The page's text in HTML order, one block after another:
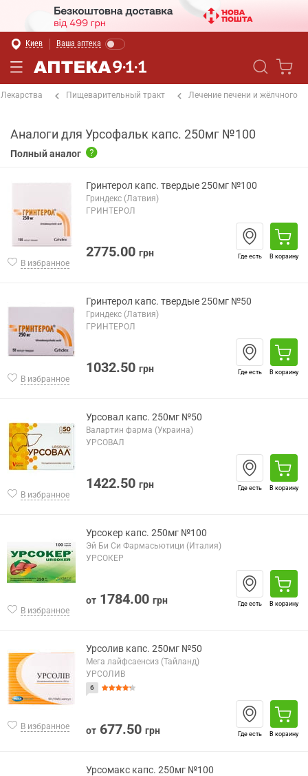
Киев Ваша аптека
Лекарства Пищеварительный тракт Лечение печени и жёлчного
Аналоги для Урсофальк капс. 250мг №100
Полный аналог
В избранное
Гринтерол капс. твердые 250мг №100
Гриндекс (Латвия)
ГРИНТЕРОЛ
2775.00 грн Где есть В корзину
В избранное
Гринтерол капс. твердые 250мг №50
Гриндекс (Латвия)
ГРИНТЕРОЛ
1032.50 грн Где есть В корзину
В избранное
Урсовал капс. 250мг №50
Валартин фарма (Украина)
УРСОВАЛ
1422.50 грн Где есть В корзину
В избранное
Урсокер капс. 250мг №100
Эй Би Си Фармасьютици (Италия)
УРСОКЕР
от 1784.00 грн Где есть В корзину
В избранное
Урсолив капс. 250мг №50
Мега лайфсаенсиз (Тайланд)
УРСОЛИВ
6
от 677.50 грн Где есть В корзину
Урсомакс капс. 250мг №100